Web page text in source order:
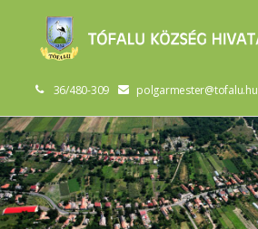
36/480-309 polgarmester@tofalu.hu